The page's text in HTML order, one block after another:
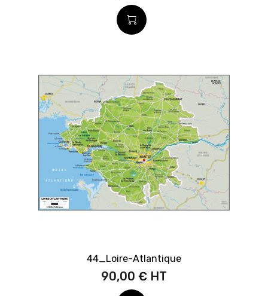
44_Loire-Atlantique
90,00 €